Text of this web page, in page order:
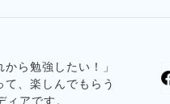
ら勉強したい！」
、楽しんでもらう
アです。